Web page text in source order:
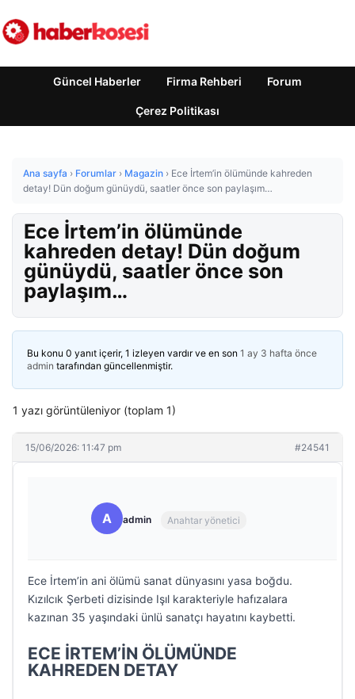
Güncel Haberler Firma Rehberi Forum
Çerez Politikası
Ana sayfa › Forumlar › Magazin › Ece İrtem’in ölümünde kahreden
detay! Dün doğum günüydü, saatler önce son paylaşım…
Ece İrtem’in ölümünde
kahreden detay! Dün doğum
günüydü, saatler önce son
paylaşım…
Bu konu 0 yanıt içerir, 1 izleyen vardır ve en son 1 ay 3 hafta önce
admin tarafından güncellenmiştir.
1 yazı görüntüleniyor (toplam 1)
15/06/2026: 11:47 pm #24541
A admin Anahtar yönetici
Ece İrtem’in ani ölümü sanat dünyasını yasa boğdu.
Kızılcık Şerbeti dizisinde Işıl karakteriyle hafızalara
kazınan 35 yaşındaki ünlü sanatçı hayatını kaybetti.
ECE İRTEM’İN ÖLÜMÜNDE
KAHREDEN DETAY